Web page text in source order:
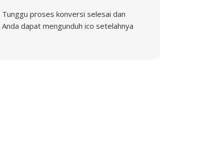
Tunggu proses konversi selesai dan
Anda dapat mengunduh ico setelahnya